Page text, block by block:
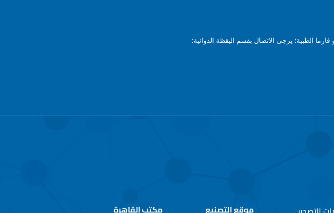
الطبية؛ يرجى الاتصال بقسم اليقظة الدوائية:
موقع التصنيع مكتب القاهرة